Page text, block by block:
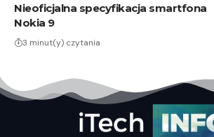
Nieoficjalna specyfikacja smartfona
Nokia 9
3 minut(y) czytania